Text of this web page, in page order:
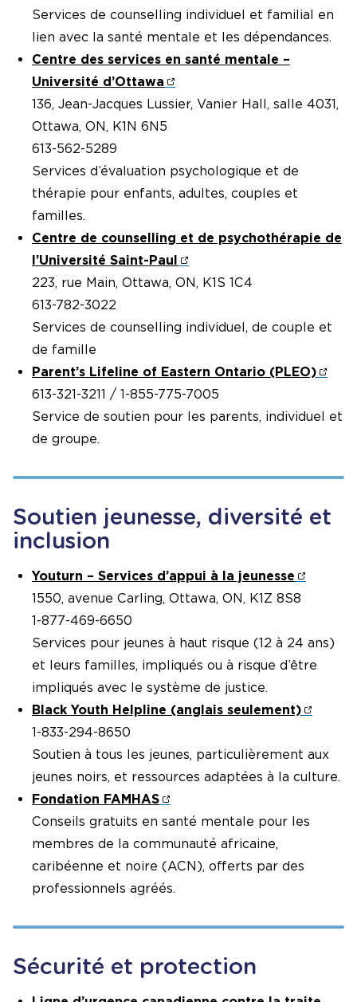
Services de counselling individuel et familial en
lien avec la santé mentale et les dépendances.
Centre des services en santé mentale –
Université d’Ottawa
136, Jean-Jacques Lussier, Vanier Hall, salle 4031,
Ottawa, ON, K1N 6N5
613-562-5289
Services d’évaluation psychologique et de
thérapie pour enfants, adultes, couples et
familles.
Centre de counselling et de psychothérapie de
l’Université Saint-Paul
223, rue Main, Ottawa, ON, K1S 1C4
613-782-3022
Services de counselling individuel, de couple et
de famille
Parent’s Lifeline of Eastern Ontario (PLEO)
613-321-3211 / 1-855-775-7005
Service de soutien pour les parents, individuel et
de groupe.
Soutien jeunesse, diversité et
inclusion
Youturn – Services d’appui à la jeunesse
1550, avenue Carling, Ottawa, ON, K1Z 8S8
1-877-469-6650
Services pour jeunes à haut risque (12 à 24 ans)
et leurs familles, impliqués ou à risque d’être
impliqués avec le système de justice.
Black Youth Helpline (anglais seulement)
1-833-294-8650
Soutien à tous les jeunes, particulièrement aux
jeunes noirs, et ressources adaptées à la culture.
Fondation FAMHAS
Conseils gratuits en santé mentale pour les
membres de la communauté africaine,
caribéenne et noire (ACN), offerts par des
professionnels agréés.
Sécurité et protection